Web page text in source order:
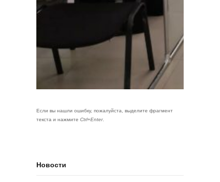
Если вы нашли ошибку, пожалуйста, выделите фрагмент
текста и нажмите Ctrl+Enter.
Новости